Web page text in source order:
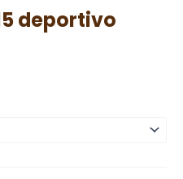
deportivo